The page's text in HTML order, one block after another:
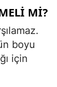
MI?
boyu
için